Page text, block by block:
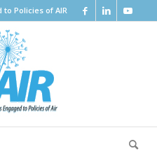
to Policies of AIR